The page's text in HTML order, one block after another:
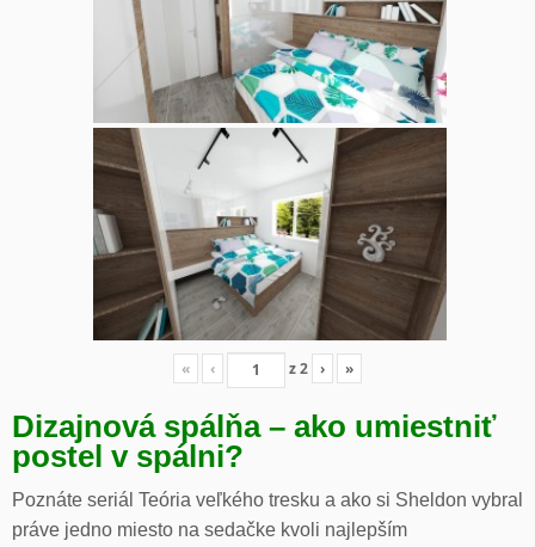
« ‹ z2 › »
Dizajnová spálňa – ako umiestniť
postel v spálni?
Poznáte seriál Teória veľkého tresku a ako si Sheldon vybral
práve jedno miesto na sedačke kvoli najlepším